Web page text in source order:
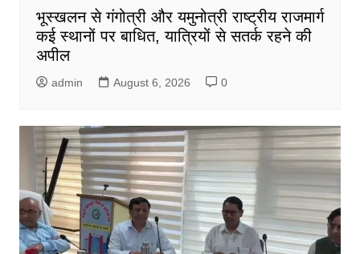
भूस्खलन से गंगोत्री और यमुनोत्री राष्ट्रीय राजमार्ग
कई स्थानों पर बाधित, यात्रियों से सतर्क रहने की
अपील
admin August 6, 2026 0